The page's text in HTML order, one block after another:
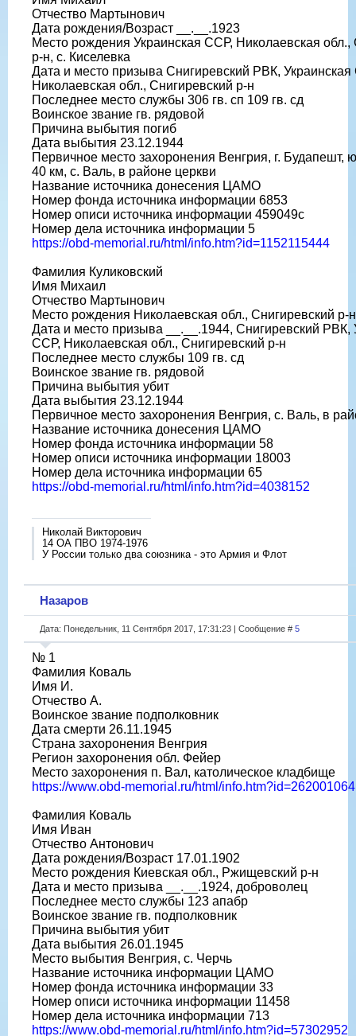
Отчество Мартынович
Дата рождения/Возраст __.__.1923
Место рождения Украинская ССР, Николаевская обл.,
р-н, с. Киселевка
Дата и место призыва Снигиревский РВК,
Николаевская обл., Снигиревский р-н
Последнее место службы 306 гв. сп 109 гв. сд
Воинское звание гв. рядовой
Причина выбытия погиб
Дата выбытия 23.12.1944
Первичное место захоронения Венгрия, г. Будапешт,
40 км, с. Валь, в районе церкви
Название источника донесения ЦАМО
Номер фонда источника информации 6853
Номер описи источника информации 459049с
Номер дела источника информации 5
https://obd-memorial.ru/html/info.htm?id=1152115444
Фамилия Куликовский
Имя Михаил
Отчество Мартынович
Место рождения Николаевская обл., Снигиревский р-
Дата и место призыва __.__.1944, Снигиревский РВК,
ССР, Николаевская обл., Снигиревский р-н
Последнее место службы 109 гв. сд
Воинское звание гв. рядовой
Причина выбытия убит
Дата выбытия 23.12.1944
Первичное место захоронения Венгрия, с. Валь, в
Название источника донесения ЦАМО
Номер фонда источника информации 58
Номер описи источника информации 18003
Номер дела источника информации 65
https://obd-memorial.ru/html/info.htm?id=4038152
Николай Викторович
14 ОА ПВО 1974-1976
У России только два союзника - это Армия и Флот
Назаров
Дата: Понедельник, 11 Сентября 2017, 17:31:23 | Сообщение # 5
№ 1
Фамилия Коваль
Имя И.
Отчество А.
Воинское звание подполковник
Дата смерти 26.11.1945
Страна захоронения Венгрия
Регион захоронения обл. Фейер
Место захоронения п. Вал, католическое кладбище
https://www.obd-memorial.ru/html/info.htm?id=262001064
Фамилия Коваль
Имя Иван
Отчество Антонович
Дата рождения/Возраст 17.01.1902
Место рождения Киевская обл., Ржищевский р-н
Дата и место призыва __.__.1924, доброволец
Последнее место службы 123 апабр
Воинское звание гв. подполковник
Причина выбытия убит
Дата выбытия 26.01.1945
Место выбытия Венгрия, с. Черчь
Название источника информации ЦАМО
Номер фонда источника информации 33
Номер описи источника информации 11458
Номер дела источника информации 713
https://www.obd-memorial.ru/html/info.htm?id=57302952